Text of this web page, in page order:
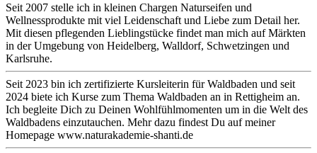
Seit 2007 stelle ich in kleinen Chargen Naturseifen und
Wellnessprodukte mit viel Leidenschaft und Liebe zum Detail her.
Mit diesen pflegenden Lieblingstücke findet man mich auf Märkten
in der Umgebung von Heidelberg, Walldorf, Schwetzingen und
Karlsruhe.
Seit 2023 bin ich zertifizierte Kursleiterin für Waldbaden und seit
2024 biete ich Kurse zum Thema Waldbaden an in Rettigheim an.
Ich begleite Dich zu Deinen Wohlfühlmomenten um in die Welt des
Waldbadens einzutauchen. Mehr dazu findest Du auf meiner
Homepage www.naturakademie-shanti.de